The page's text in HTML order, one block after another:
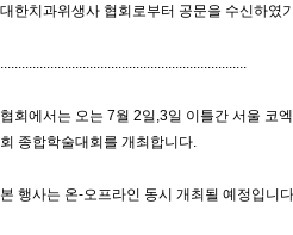
대한치과위생사 협회로부터 공문을 수신하였
협회에서는 오는 7월 2일,3일 이틀간 서울 코
회 종합학술대회를 개최합니다.
본 행사는 온-오프라인 동시 개최될 예정입니다.